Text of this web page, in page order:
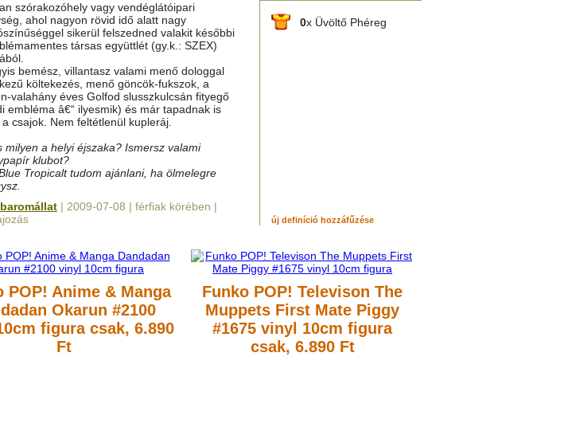
szórakozóhely vagy vendéglátóipari
ahol nagyon rövid idő alatt nagy
sikerül felszedned valakit későbbi
társas együttlét (gy.k.: SZEX)
bemész, villantasz valami menő dologgal
költekezés, menő göncök-fukszok, a
valahány éves Golfod slusszkulcsán fityegő
embléma â€“ ilyesmik) és már tapadnak is
a csajok. Nem feltétlenül kupleráj.
milyen a helyi éjszaka? Ismersz valami
klubot?
Tropicalt tudom ajánlani, ha ölmelegre
0x Üvöltő Phéreg
| 2009-07-08 | férfiak körében |
új definíció hozzáfűzése
POP! Anime & Manga
Okarun #2100
figuracsak, 6.890
Ft
Funko POP! Televison The
Muppets First Mate Piggy
#1675 vinyl 10cm figura
csak, 6.890 Ft